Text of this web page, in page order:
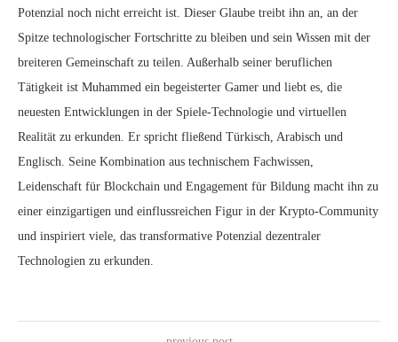
Potenzial noch nicht erreicht ist. Dieser Glaube treibt ihn an, an der
Spitze technologischer Fortschritte zu bleiben und sein Wissen mit der
breiteren Gemeinschaft zu teilen. Außerhalb seiner beruflichen
Tätigkeit ist Muhammed ein begeisterter Gamer und liebt es, die
neuesten Entwicklungen in der Spiele-Technologie und virtuellen
Realität zu erkunden. Er spricht fließend Türkisch, Arabisch und
Englisch. Seine Kombination aus technischem Fachwissen,
Leidenschaft für Blockchain und Engagement für Bildung macht ihn zu
einer einzigartigen und einflussreichen Figur in der Krypto-Community
und inspiriert viele, das transformative Potenzial dezentraler
Technologien zu erkunden.